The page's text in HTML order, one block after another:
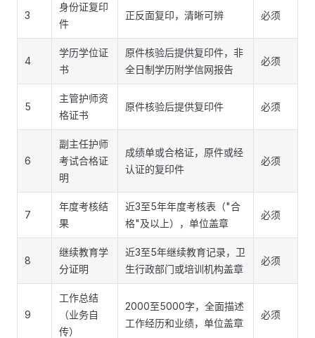
3
身份证复印
件
正反面复印，清晰可辨 必须
4
学历学位证
书
原件核验后提供复印件，非
全日制学历附学信网报告
必须
5
主管护师资
格证书
原件核验后提供复印件 必须
6
副主任护师
考试合格证
明
成绩单或合格证，原件或经
认证的复印件
必须
7
年度考核结
果
近3至5年年度考核表（"合
格"及以上），单位盖章
必须
8
继续教育学
分证明
近3至5年继续教育记录，卫
生行政部门或培训机构盖章
必须
9
工作总结
（业务自
传）
2000至5000字，全面描述
工作经历和业绩，单位盖章
必须